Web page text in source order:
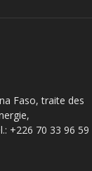
Faso, traite des
+226 70 33 96 59